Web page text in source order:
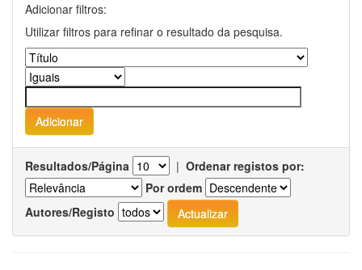
Adicionar filtros:
Utilizar filtros para refinar o resultado da pesquisa.
Resultados/Página | Ordenar registos por:
Por ordem
Autores/Registo